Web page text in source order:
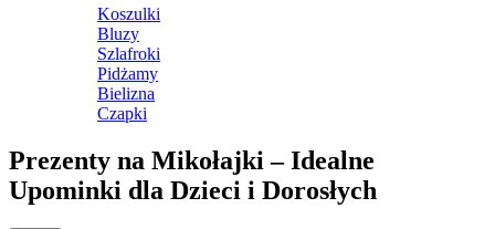
Koszulki
Bluzy
Szlafroki
Pidżamy
Bielizna
Czapki
Prezenty na Mikołajki – Idealne
Upominki dla Dzieci i Dorosłych